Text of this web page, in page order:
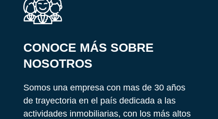
CONOCE MÁS SOBRE
NOSOTROS
Somos una empresa con mas de 30 años
de trayectoria en el país dedicada a las
actividades inmobiliarias, con los más altos